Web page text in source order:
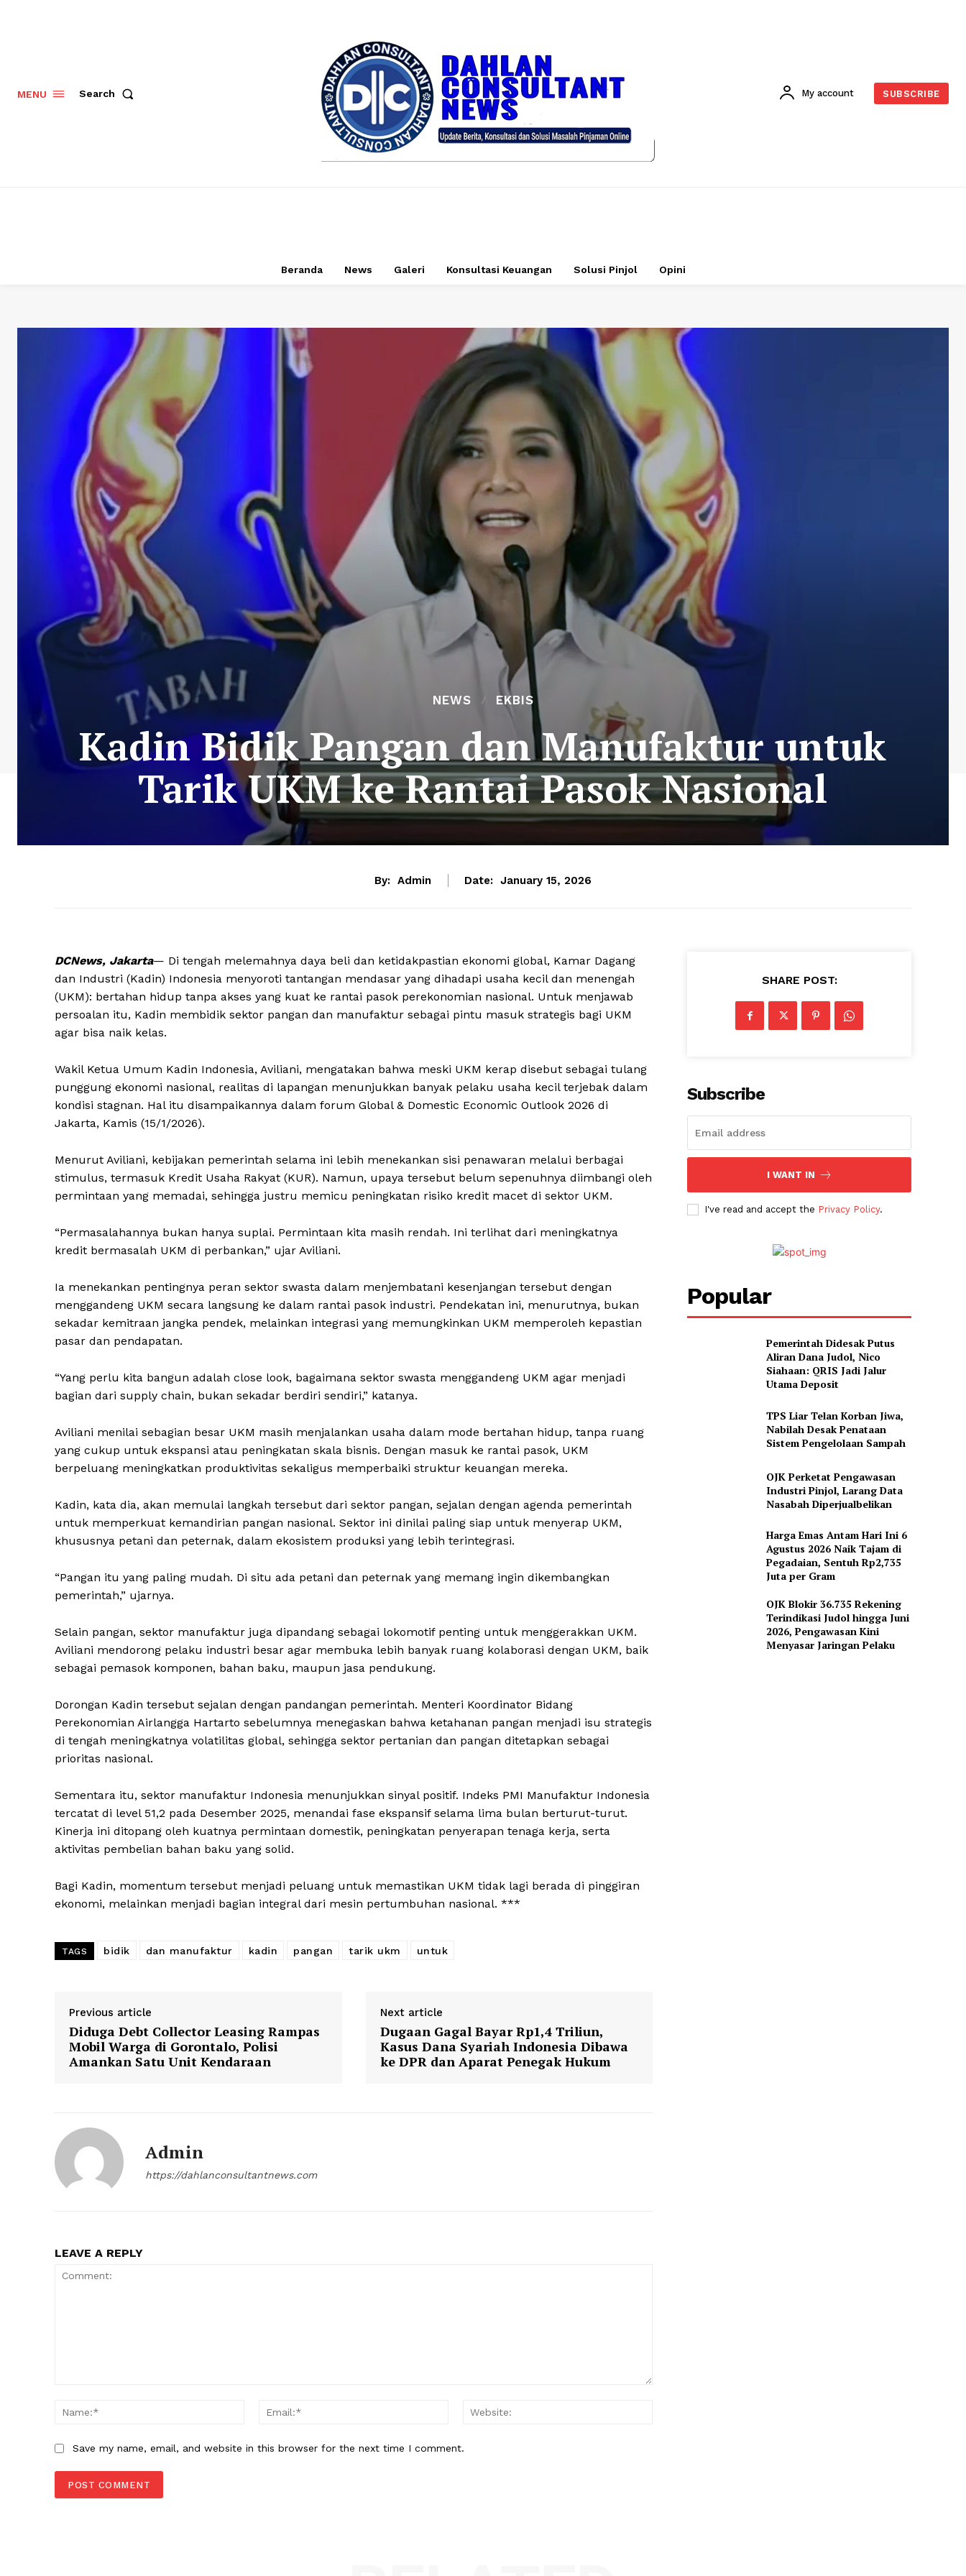
MENU Search My account SUBSCRIBE
Beranda News Galeri Konsultasi Keuangan Solusi Pinjol Opini
NEWS EKBIS
Kadin Bidik Pangan dan Manufaktur untuk
Tarik UKM ke Rantai Pasok Nasional
By: Admin Date: January 15, 2026
DCNews, Jakarta— Di tengah melemahnya daya beli dan ketidakpastian ekonomi global, Kamar Dagang
dan Industri (Kadin) Indonesia menyoroti tantangan mendasar yang dihadapi usaha kecil dan menengah
(UKM): bertahan hidup tanpa akses yang kuat ke rantai pasok perekonomian nasional. Untuk menjawab
persoalan itu, Kadin membidik sektor pangan dan manufaktur sebagai pintu masuk strategis bagi UKM
agar bisa naik kelas.
Wakil Ketua Umum Kadin Indonesia, Aviliani, mengatakan bahwa meski UKM kerap disebut sebagai tulang
punggung ekonomi nasional, realitas di lapangan menunjukkan banyak pelaku usaha kecil terjebak dalam
kondisi stagnan. Hal itu disampaikannya dalam forum Global & Domestic Economic Outlook 2026 di
Jakarta, Kamis (15/1/2026).
Menurut Aviliani, kebijakan pemerintah selama ini lebih menekankan sisi penawaran melalui berbagai
stimulus, termasuk Kredit Usaha Rakyat (KUR). Namun, upaya tersebut belum sepenuhnya diimbangi oleh
permintaan yang memadai, sehingga justru memicu peningkatan risiko kredit macet di sektor UKM.
“Permasalahannya bukan hanya suplai. Permintaan kita masih rendah. Ini terlihat dari meningkatnya
kredit bermasalah UKM di perbankan,” ujar Aviliani.
Ia menekankan pentingnya peran sektor swasta dalam menjembatani kesenjangan tersebut dengan
menggandeng UKM secara langsung ke dalam rantai pasok industri. Pendekatan ini, menurutnya, bukan
sekadar kemitraan jangka pendek, melainkan integrasi yang memungkinkan UKM memperoleh kepastian
pasar dan pendapatan.
“Yang perlu kita bangun adalah close look, bagaimana sektor swasta menggandeng UKM agar menjadi
bagian dari supply chain, bukan sekadar berdiri sendiri,” katanya.
Aviliani menilai sebagian besar UKM masih menjalankan usaha dalam mode bertahan hidup, tanpa ruang
yang cukup untuk ekspansi atau peningkatan skala bisnis. Dengan masuk ke rantai pasok, UKM
berpeluang meningkatkan produktivitas sekaligus memperbaiki struktur keuangan mereka.
Kadin, kata dia, akan memulai langkah tersebut dari sektor pangan, sejalan dengan agenda pemerintah
untuk memperkuat kemandirian pangan nasional. Sektor ini dinilai paling siap untuk menyerap UKM,
khususnya petani dan peternak, dalam ekosistem produksi yang lebih terintegrasi.
“Pangan itu yang paling mudah. Di situ ada petani dan peternak yang memang ingin dikembangkan
pemerintah,” ujarnya.
Selain pangan, sektor manufaktur juga dipandang sebagai lokomotif penting untuk menggerakkan UKM.
Aviliani mendorong pelaku industri besar agar membuka lebih banyak ruang kolaborasi dengan UKM, baik
sebagai pemasok komponen, bahan baku, maupun jasa pendukung.
Dorongan Kadin tersebut sejalan dengan pandangan pemerintah. Menteri Koordinator Bidang
Perekonomian Airlangga Hartarto sebelumnya menegaskan bahwa ketahanan pangan menjadi isu strategis
di tengah meningkatnya volatilitas global, sehingga sektor pertanian dan pangan ditetapkan sebagai
prioritas nasional.
Sementara itu, sektor manufaktur Indonesia menunjukkan sinyal positif. Indeks PMI Manufaktur Indonesia
tercatat di level 51,2 pada Desember 2025, menandai fase ekspansif selama lima bulan berturut-turut.
Kinerja ini ditopang oleh kuatnya permintaan domestik, peningkatan penyerapan tenaga kerja, serta
aktivitas pembelian bahan baku yang solid.
Bagi Kadin, momentum tersebut menjadi peluang untuk memastikan UKM tidak lagi berada di pinggiran
ekonomi, melainkan menjadi bagian integral dari mesin pertumbuhan nasional. ***
TAGS bidik dan manufaktur kadin pangan tarik ukm untuk
Previous article
Diduga Debt Collector Leasing Rampas
Mobil Warga di Gorontalo, Polisi
Amankan Satu Unit Kendaraan
Next article
Dugaan Gagal Bayar Rp1,4 Triliun,
Kasus Dana Syariah Indonesia Dibawa
ke DPR dan Aparat Penegak Hukum
Admin
https://dahlanconsultantnews.com
LEAVE A REPLY
Name:*
Email:*
Save my name, email, and website in this browser for the next time I comment.
SHARE POST:
Subscribe
I WANT IN
I've read and accept the Privacy Policy.
Popular
Pemerintah Didesak Putus
Aliran Dana Judol, Nico
Siahaan: QRIS Jadi Jalur
Utama Deposit
TPS Liar Telan Korban Jiwa,
Nabilah Desak Penataan
Sistem Pengelolaan Sampah
OJK Perketat Pengawasan
Industri Pinjol, Larang Data
Nasabah Diperjualbelikan
Harga Emas Antam Hari Ini 6
Agustus 2026 Naik Tajam di
Pegadaian, Sentuh Rp2,735
Juta per Gram
OJK Blokir 36.735 Rekening
Terindikasi Judol hingga Juni
2026, Pengawasan Kini
Menyasar Jaringan Pelaku